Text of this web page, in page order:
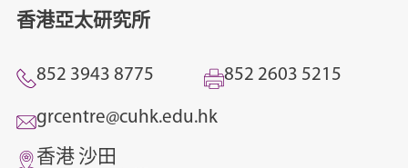
香港亞太研究所
852 3943 8775 852 2603 5215
grcentre@cuhk.edu.hk
香港 沙田